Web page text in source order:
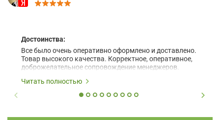
Достоинства:
Все было очень оперативно оформлено и доставлено.
Товар высокого качества. Корректное, оперативное,
доброжелательное сопровождение менеджеров.
Читать полностью